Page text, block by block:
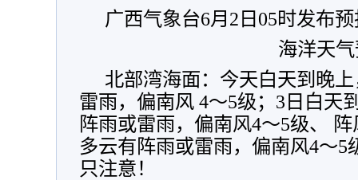
广西气象台6月2日05时发布
海洋天
北部湾海面：今天白天到晚
雷雨，偏南风 4～5级；3日白天
阵雨或雷雨，偏南风4～5级、
多云有阵雨或雷雨，偏南风4～5
只注意！